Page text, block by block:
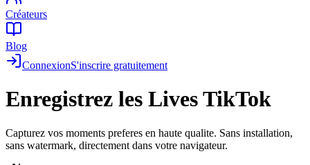
Créateurs
Blog
ConnexionS'inscrire gratuitement
Enregistrez les Lives TikTok
Capturez vos moments preferes en haute qualite. Sans installation,
sans watermark, directement dans votre navigateur.